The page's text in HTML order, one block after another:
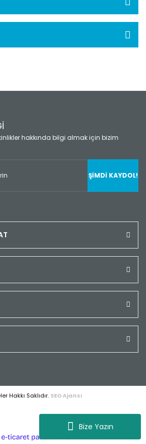
Bize Yazın
hakkında bilgi almak için bizim
ŞİMDİ KAYDOL!
Hakkı Saklıdır. SEO Ajansı
ideasoft